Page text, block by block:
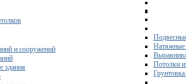
Натяжные
Потолки
и сооружений
здания